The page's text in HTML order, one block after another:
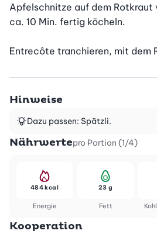
Apfelschnitze auf dem
ca. 10 Min. fertig köcheln.
Entrecôte tranchieren, mit dem
Hinweise
Dazu passen: Spätzli.
Nährwertepro Portion (1/4)
Energie
484 kcal
Fett
23 g
Kooperation